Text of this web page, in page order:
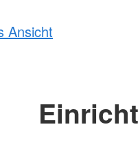
Ansicht